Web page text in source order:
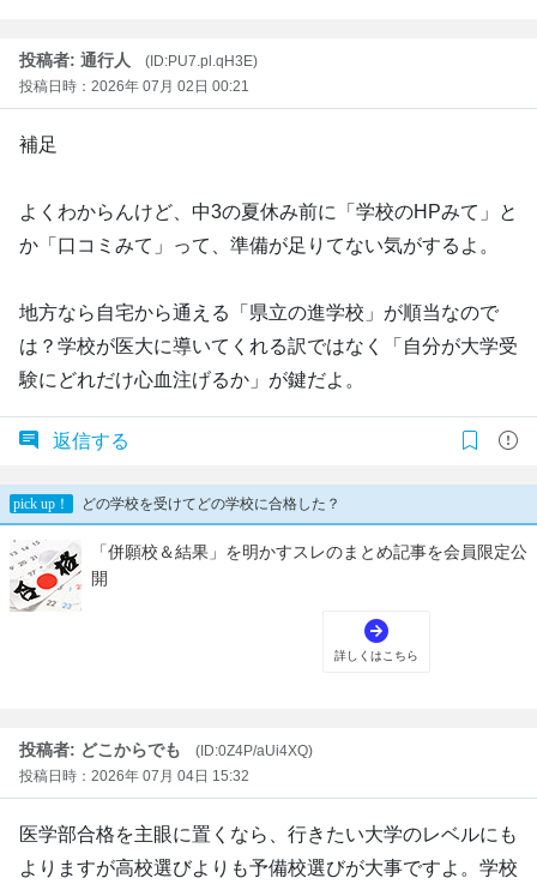
投稿者: 通行人
(ID:PU7.pl.qH3E)
投稿日時：2026年 07月 02日 00:21
補足
よくわからんけど、中3の夏休み前に「学校のHPみて」と
か「口コミみて」って、準備が足りてない気がするよ。
地方なら自宅から通える「県立の進学校」が順当なので
は？学校が医大に導いてくれる訳ではなく「自分が大学受
験にどれだけ心血注げるか」が鍵だよ。
返信する
投稿者: どこからでも
(ID:0Z4P/aUi4XQ)
投稿日時：2026年 07月 04日 15:32
医学部合格を主眼に置くなら、行きたい大学のレベルにも
よりますが高校選びよりも予備校選びが大事ですよ。学校